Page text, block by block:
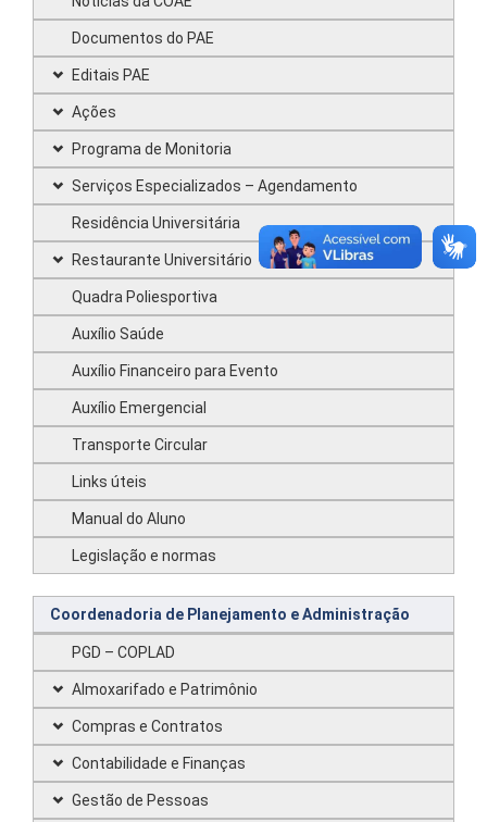
Documentos do PAE
Editais PAE
Ações
Programa de Monitoria
Serviços Especializados – Agendamento
Residência Universitária
Restaurante Universitário
Quadra Poliesportiva
Auxílio Saúde
Auxílio Financeiro para Evento
Auxílio Emergencial
Transporte Circular
Links úteis
Manual do Aluno
Legislação e normas
Coordenadoria de Planejamento e Administração
PGD – COPLAD
Almoxarifado e Patrimônio
Compras e Contratos
Contabilidade e Finanças
Gestão de Pessoas